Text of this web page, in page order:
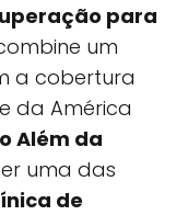
para
um
a cobertura
da América
Além da
uma das
de